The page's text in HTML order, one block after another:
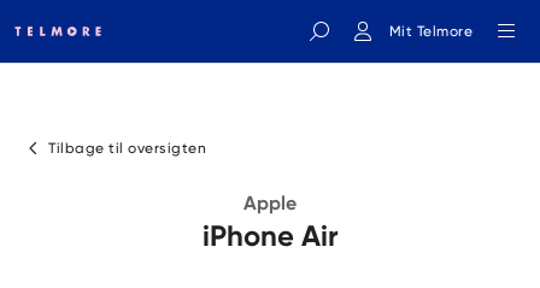
Mit Telmore
Tilbage til oversigten
Apple
iPhone Air